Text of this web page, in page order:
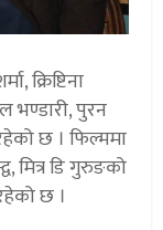
क्रिष्टिना
भण्डारी, पुरन
छ । फिल्ममा
मित्र डि गुरुङको
छ ।